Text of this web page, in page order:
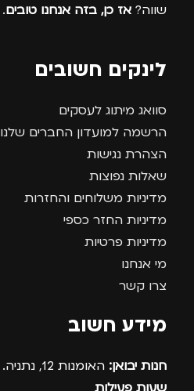
שווה? אז כן, בזה אנחנו טובים.
לינקים חשובים
סוואג מיתוג לעסקים
הרשמה למועדון החברים שלנו
הצהרת נגישות
שאלות נפוצות
מדיניות משלוחים והחזרות
מדיניות החזר כספי
מדיניות פרטיות
מי אנחנו
צרו קשר
מידע חשוב
חנות יבואן: האומנות 12, נתניה.